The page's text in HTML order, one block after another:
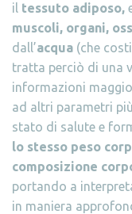
il tessuto adiposo,
muscoli, organi,
dall’acqua (che
tratta perciò di una
informazioni
ad altri parametri
stato di salute e
lo stesso peso
composizione
portando a
in maniera